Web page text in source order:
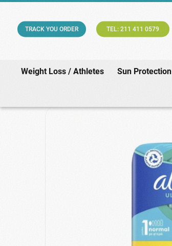
TRACK YOU ORDER TEL: 211 411 0579
Weight Loss / Athletes Sun Protection